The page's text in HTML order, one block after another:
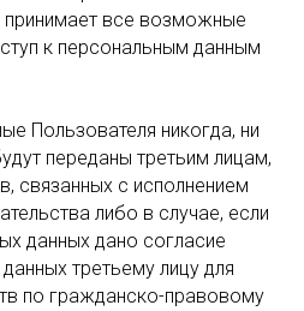
принимает все возможные
к персональным данным
Пользователя никогда, ни
переданы третьим лицам,
связанных с исполнением
либо в случае, если
данных дано согласие
третьему лицу для
по гражданско-правовому